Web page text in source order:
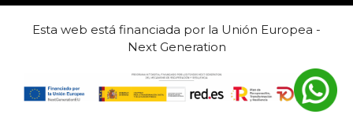
Esta web está financiada por la Unión Europea -
Next Generation